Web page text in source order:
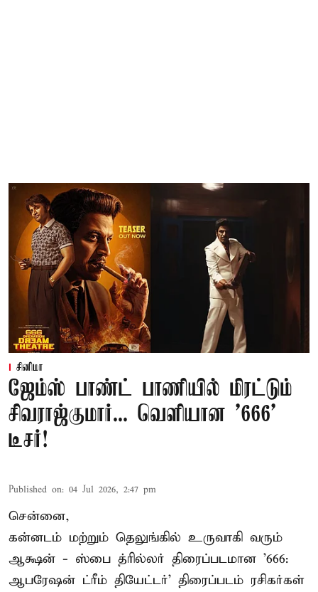
சினிமா
ஜேம்ஸ் பாண்ட் பாணியில் மிரட்டும்
சிவராஜ்குமார்... வெளியான '666'
டீசர்!
Published on: 04 Jul 2026, 2:47 pm
சென்னை,
கன்னடம் மற்றும் தெலுங்கில் உருவாகி வரும்
ஆக்ஷன் - ஸ்பை த்ரில்லர் திரைப்படமான '666:
ஆபரேஷன் ட்ரீம் தியேட்டர்' திரைப்படம் ரசிகர்கள்